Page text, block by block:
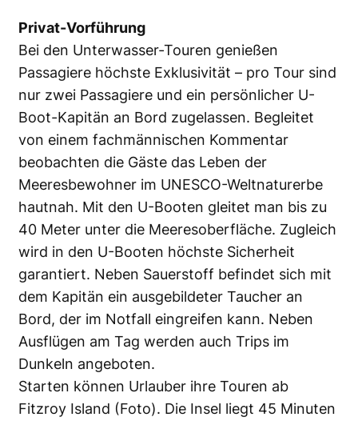
Privat-Vorführung
Bei den Unterwasser-Touren genießen
Passagiere höchste Exklusivität – pro Tour sind
nur zwei Passagiere und ein persönlicher U-
Boot-Kapitän an Bord zugelassen. Begleitet
von einem fachmännischen Kommentar
beobachten die Gäste das Leben der
Meeresbewohner im UNESCO-Weltnaturerbe
hautnah. Mit den U-Booten gleitet man bis zu
40 Meter unter die Meeresoberfläche. Zugleich
wird in den U-Booten höchste Sicherheit
garantiert. Neben Sauerstoff befindet sich mit
dem Kapitän ein ausgebildeter Taucher an
Bord, der im Notfall eingreifen kann. Neben
Ausflügen am Tag werden auch Trips im
Dunkeln angeboten.
Starten können Urlauber ihre Touren ab
Fitzroy Island (Foto). Die Insel liegt 45 Minuten